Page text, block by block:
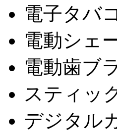
電子タバ
電動シェ
電動歯ブ
スティッ
デジタル